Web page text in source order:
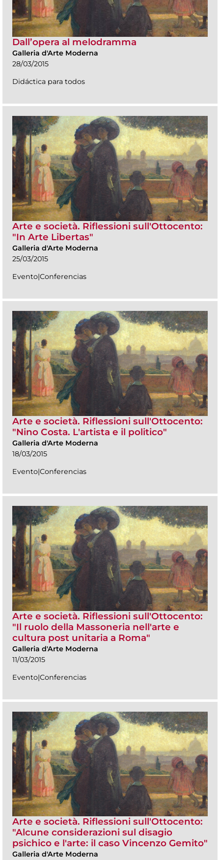
Dall’opera al melodramma
Galleria d'Arte Moderna
28/03/2015
Didáctica para todos
Arte e società. Riflessioni sull'Ottocento:
"In Arte Libertas"
Galleria d'Arte Moderna
25/03/2015
Evento|Conferencias
Arte e società. Riflessioni sull'Ottocento:
"Nino Costa. L'artista e il politico"
Galleria d'Arte Moderna
18/03/2015
Evento|Conferencias
Arte e società. Riflessioni sull'Ottocento:
"Il ruolo della Massoneria nell'arte e
cultura post unitaria a Roma"
Galleria d'Arte Moderna
11/03/2015
Evento|Conferencias
Arte e società. Riflessioni sull'Ottocento:
"Alcune considerazioni sul disagio
psichico e l'arte: il caso Vincenzo Gemito"
Galleria d'Arte Moderna